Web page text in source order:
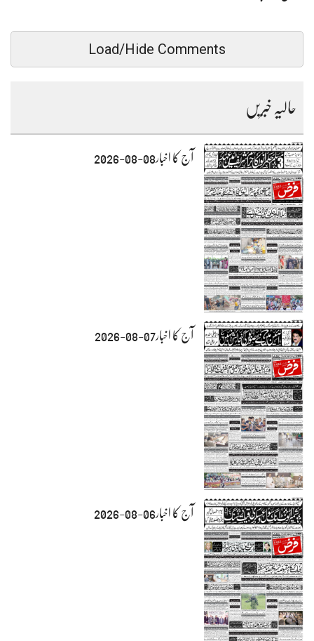
Load/Hide Comments
حالیہ خبریں
آج کا اخبار08-08-2026
آج کا اخبار07-08-2026
آج کا اخبار06-08-2026